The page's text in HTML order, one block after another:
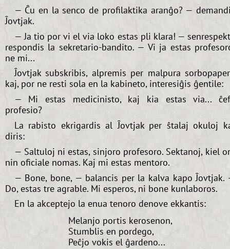
— Ĉu en la senco de profilaktika aranĝo? —
Ĵovtjak.
— Ja tio por vi el via loko estas pli klara! —
respondis la sekretario-bandito. — Vi ja estas
ne mi...
Ĵovtjak subskribis, alpremis per malpura
kaj, por ne resti sola en la kabineto, interesiĝis ĝentile:
— Mi estas medicinisto, kaj kia estas via...
profesio?
La rabisto ekrigardis al Ĵovtjak per ŝtalaj okuloj
diris:
— Saltuloj ni estas, sinjoro profesoro. Sektanoj, kiel
nin oficiale nomas. Kaj mi estas mentoro.
— Bone, bone, — balancis per la kalva kapo Ĵovtjak.
Do, estas tre agrable. Mi esperos, ni bone kunlaboros.
En la akceptejo la enua tenoro denove ekkantis:
Melanjo portis kerosenon,
Stumblis en pordego,
Peĉjo vokis el ĝardeno...